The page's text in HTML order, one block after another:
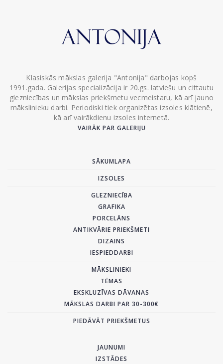
Klasiskās mākslas galerija "Antonija" darbojas kopš
1991.gada. Galerijas specializācija ir 20.gs. latviešu un cittautu
glezniecības un mākslas priekšmetu vecmeistaru, kā arī jauno
mākslinieku darbi. Periodiski tiek organizētas izsoles klātienē,
kā arī vairākdienu izsoles internetā.
VAIRĀK PAR GALERIJU
SĀKUMLAPA
IZSOLES
GLEZNIECĪBA
GRAFIKA
PORCELĀNS
ANTIKVĀRIE PRIEKŠMETI
DIZAINS
IESPIEDDARBI
MĀKSLINIEKI
TĒMAS
EKSKLUZĪVAS DĀVANAS
MĀKSLAS DARBI PAR 30-300€
PIEDĀVĀT PRIEKŠMETUS
JAUNUMI
IZSTĀDES